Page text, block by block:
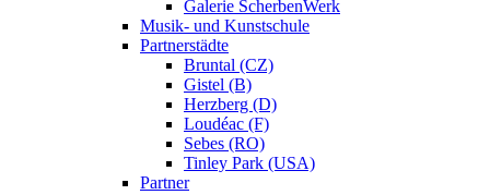
Galerie ScherbenWerk
Musik- und Kunstschule
Partnerstädte
Bruntal (CZ)
Gistel (B)
Herzberg (D)
Loudéac (F)
Sebes (RO)
Tinley Park (USA)
Partner